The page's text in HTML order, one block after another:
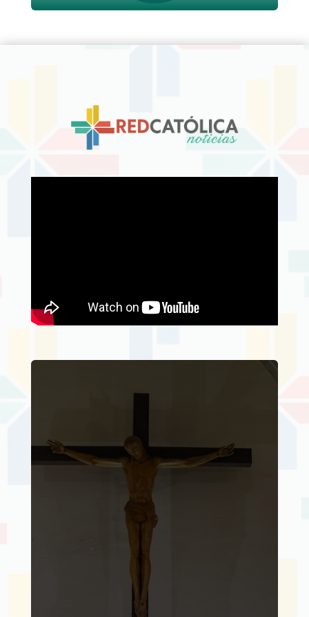
Inicia en Mérida el
Encuentro Nacional
de Oficinas de Prensa
Diocesanas 2026
cepcommex
2026| Noticias
Comentarios